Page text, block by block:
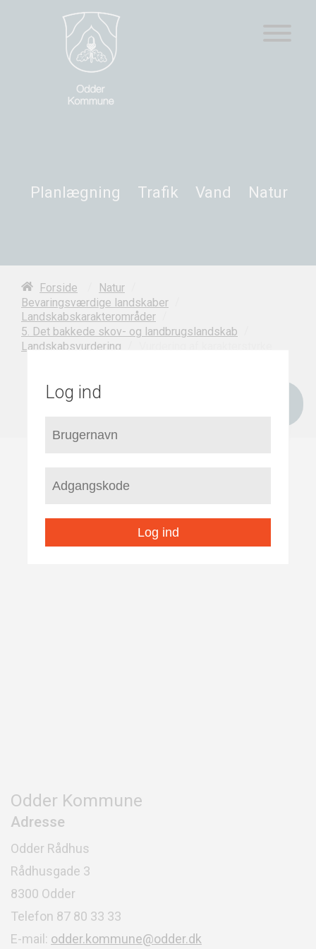
Planlægning Trafik Vand Natur
Forside Natur
Bevaringsværdige landskaber
Landskabskarakterområder
5. Det bakkede skov- og landbrugslandskab
Landskabsvurdering
Log ind
Log ind
Odder Kommune
Adresse
Odder Rådhus
Rådhusgade 3
8300 Odder
Telefon 87 80 33 33
E-mail: odder.kommune@odder.dk